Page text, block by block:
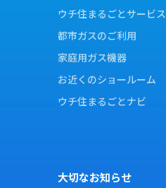
ウチ住まるごとサービス
都市ガスのご利用
家庭用ガス機器
お近くのショールーム
ウチ住まるごとナビ
大切なお知らせ